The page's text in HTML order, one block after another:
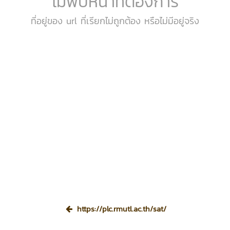
ที่อยู่ของ url ที่เรียกไม่ถูกต้อง หรือไม่มีอยู่จริง
https://plc.rmutl.ac.th/sat/